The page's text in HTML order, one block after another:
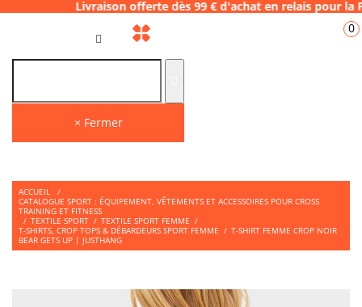
offerte dès 99 € d'achat en
× Fermer
0
ACCUEIL
/
CATALOGUE SPORT : ÉQUIPEMENT, VÊTEMENTS ET ACCESSOIRES POUR CROSS
TRAINING ET FITNESS
/ TEXTILE SPORT / TEXTILE SPORT FEMME /
T-SHIRTS, CROP TOPS & DÉBARDEURS SPORT FEMME / T-SHIRT FEMME CROP NOIR
BEAR GETS UP | JUSTHANG